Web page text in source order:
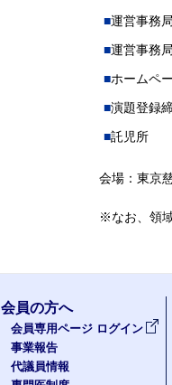
運営事務
運営事務
ホームペ
演題登録
託児所
会場：東京
※なお、領
会員の方へ
会員専用ページ ログイン
事業報告
代議員情報